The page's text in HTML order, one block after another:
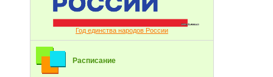
Год единства народов России
Расписание